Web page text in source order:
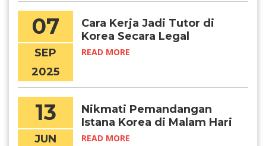
07
SEP
2025
Cara Kerja Jadi Tutor di
Korea Secara Legal
READ MORE
13
JUN
Nikmati Pemandangan
Istana Korea di Malam Hari
Lewat Program Ini
READ MORE